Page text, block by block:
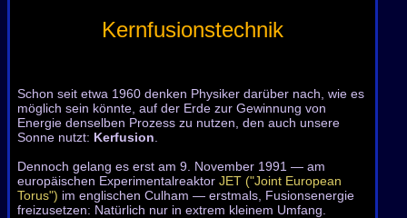
Kernfusionstechnik
Schon seit etwa 1960 denken Physiker darüber nach, wie es
möglich sein könnte, auf der Erde zur Gewinnung von
Energie denselben Prozess zu nutzen, den auch unsere
Sonne nutzt: Kerfusion
Dennoch gelang es erst am 9. November 1991 — am
europäischen Experimentalreaktor JET ("Joint European
Torus") im englischen Culham — erstmals, Fusions­energie
freizusetzen: Natürlich nur in extrem kleinem Umfang.